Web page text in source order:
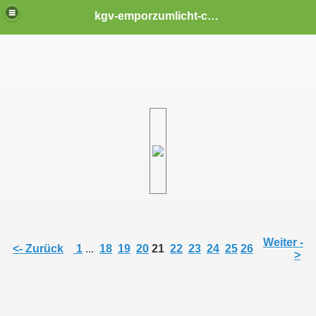
kgv-emporzumlicht-chemnitz
<- Zurück 1 ... 18 19 20 21 22 23 24 25 26
Weiter -
>